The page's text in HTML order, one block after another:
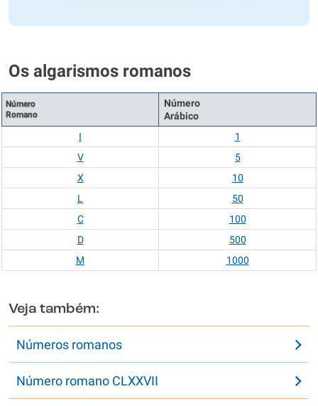
Os algarismos romanos
Número
Romano
Número
Arábico
I
1
V
5
X
10
L
50
C
100
D
500
M
1000
Veja também:
Números romanos
Número romano CLXXVII